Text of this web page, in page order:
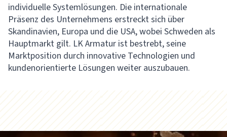
individuelle Systemlösungen. Die internationale
Präsenz des Unternehmens erstreckt sich über
Skandinavien, Europa und die USA, wobei Schweden als
Hauptmarkt gilt. LK Armatur ist bestrebt, seine
Marktposition durch innovative Technologien und
kundenorientierte Lösungen weiter auszubauen.